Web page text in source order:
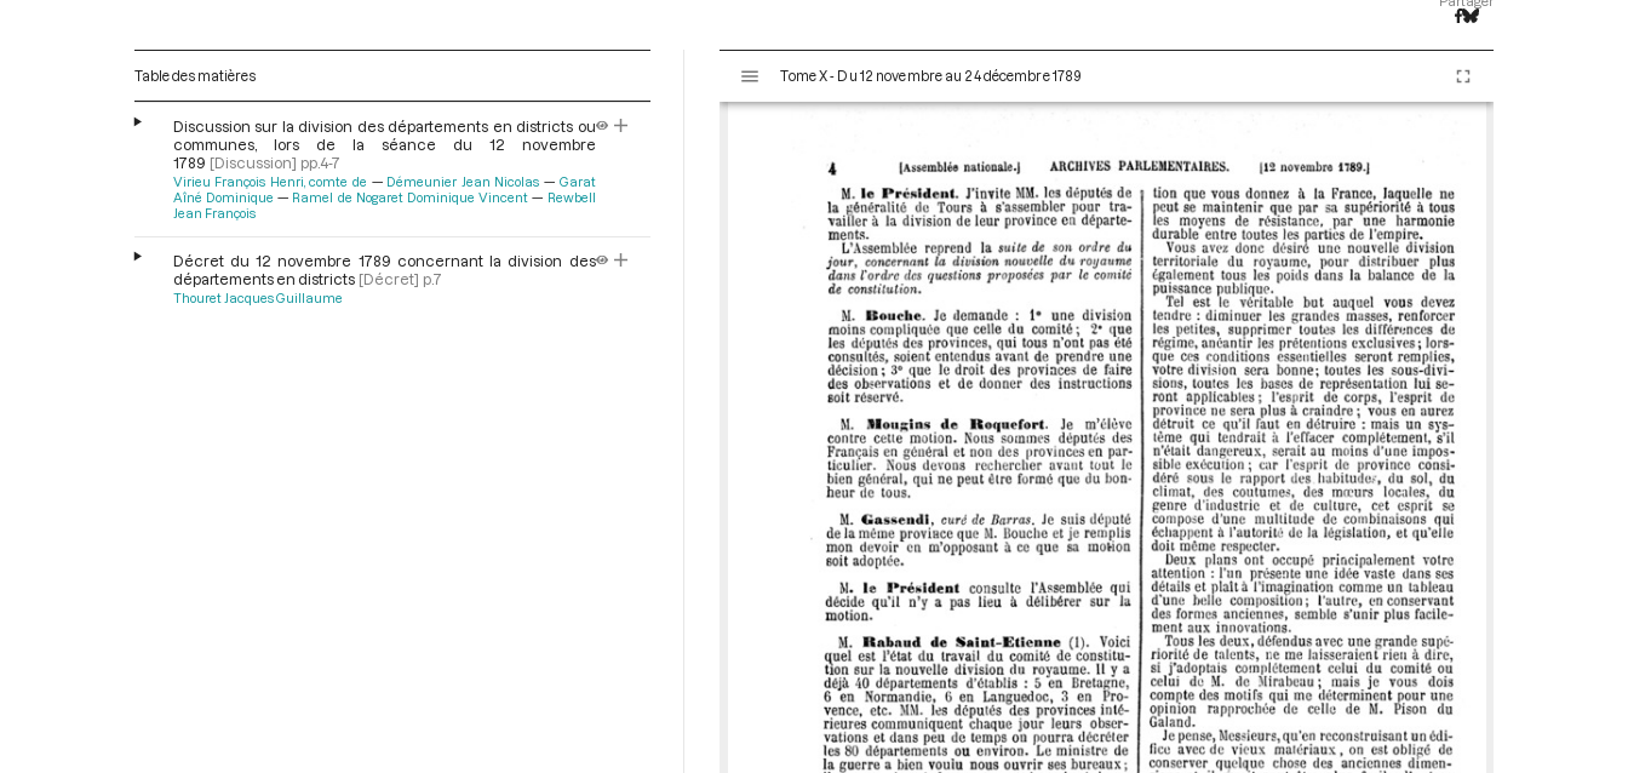
Table des matières
Discussion sur la division des départements en districts ou
communes, lors de la séance du 12 novembre
1789 [Discussion] pp.4-7
Virieu François Henri, comte de Démeunier Jean Nicolas
Garat
Aîné Dominique
Ramel de Nogaret Dominique Vincent
Rewbell
Jean François
Décret du 12 novembre 1789 concernant la division des
départements en districts [Décret] p.7
Thouret Jacques Guillaume
s
Tome X - Du 12 novembre au 24 décembre 1789